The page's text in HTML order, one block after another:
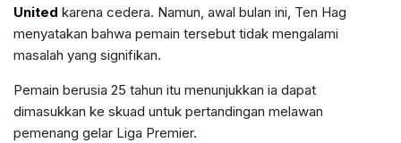
United karena cedera. Namun, awal bulan ini, Ten Hag
menyatakan bahwa pemain tersebut tidak mengalami
masalah yang signifikan.
Pemain berusia 25 tahun itu menunjukkan ia dapat
dimasukkan ke skuad untuk pertandingan melawan
pemenang gelar Liga Premier.